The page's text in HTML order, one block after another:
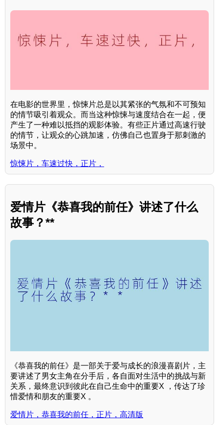
在电影的世界里，惊悚片总是以其紧张的气氛和不可预知
的情节吸引着观众。而当这种惊悚与速度结合在一起，便
产生了一种难以抵挡的观影体验。有些正片通过高速行驶
的情节，让观众的心跳加速，仿佛自己也置身于那刺激的
场景中。
惊悚片，车速过快，正片，
爱情片《恭喜我的前任》讲述了什么
故事？**
《恭喜我的前任》是一部关于爱与成长的浪漫喜剧片，主
要讲述了男女主角在分手后，各自面对生活中的挑战与新
关系，最终意识到彼此在自己生命中的重要X ，传达了珍
惜爱情和朋友的重要X 。
爱情片，恭喜我的前任，正片，高清版